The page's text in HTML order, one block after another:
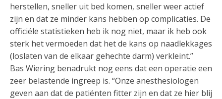
herstellen, sneller uit bed komen, sneller weer actief
zijn en dat ze minder kans hebben op complicaties. De
officiële statistieken heb ik nog niet, maar ik heb ook
sterk het vermoeden dat het de kans op naadlekkages
(loslaten van de elkaar gehechte darm) verkleint.”
Bas Wiering benadrukt nog eens dat een operatie een
zeer belastende ingreep is. “Onze anesthesiologen
geven aan dat de patiënten fitter zijn en dat ze hier blij